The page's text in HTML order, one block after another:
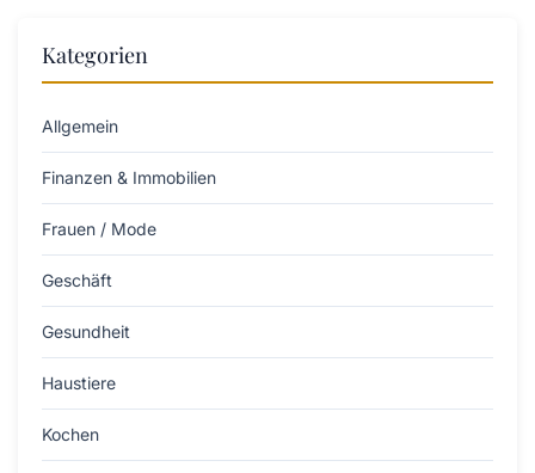
Kategorien
Allgemein
Finanzen & Immobilien
Frauen / Mode
Geschäft
Gesundheit
Haustiere
Kochen